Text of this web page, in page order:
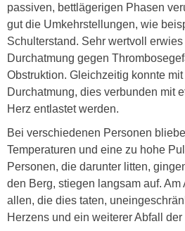
passiven, bettlägerigen Phasen
gut die Umkehrstellungen, wie
Schulterstand. Sehr wertvoll
Durchatmung gegen
Obstruktion. Gleichzeitig konnte
Durchatmung, dies verbunden mit
Herz entlastet werden.
Bei verschiedenen Personen
Temperaturen und eine zu hohe
Personen, die darunter litten,
den Berg, stiegen langsam auf.
allen, die dies taten,
Herzens und ein weiterer Abfall der